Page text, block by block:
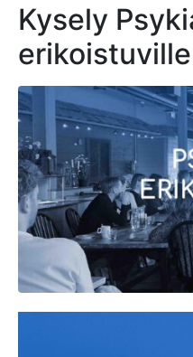
Kysely
erikoistuville